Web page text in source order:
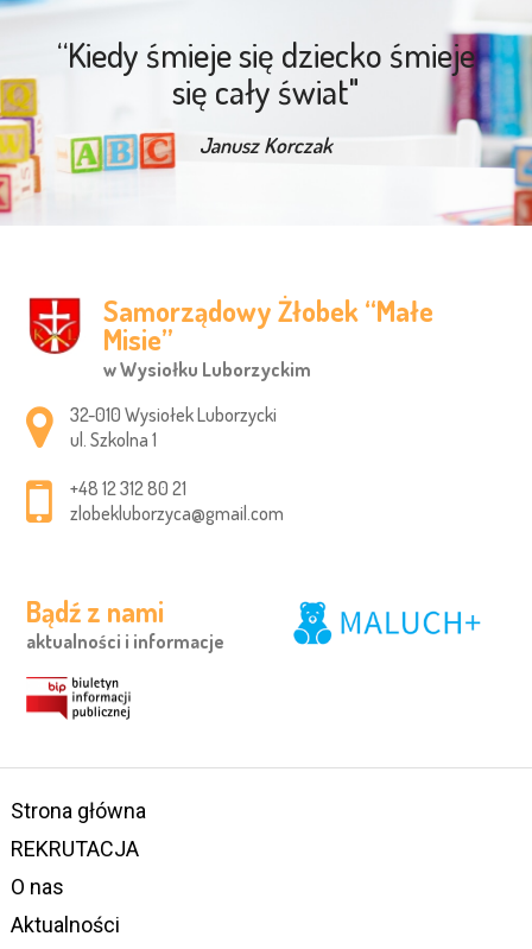
“Kiedy śmieje się dziecko śmieje
się cały świat"
Janusz Korczak
Samorządowy Żłobek “Małe
Misie”
w Wysiołku Luborzyckim
Adres pocztowy:
32-010 Wysiołek Luborzycki
ul. Szkolna 1
+48 12 312 80 21
zlobekluborzyca@gmail.com
Bądź z nami
aktualności i informacje
Strona główna
REKRUTACJA
O nas
Aktualności